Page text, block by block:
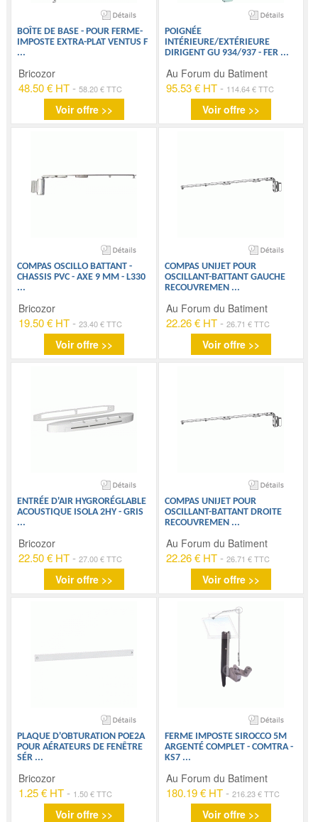
BOÎTE DE BASE - POUR FERME-
IMPOSTE EXTRA-PLAT VENTUS F
...
Bricozor
48.50 € HT -58.20 € TTC
Voir offre >>
POIGNÉE
INTÉRIEURE/EXTÉRIEURE
DIRIGENT GU 934/937 - FER ...
Au Forum du Batiment
95.53 € HT- 114.64 € TTC
Voir offre >>
COMPAS OSCILLO BATTANT -
CHASSIS PVC - AXE 9 MM - L330
...
Bricozor
19.50 € HT -23.40 € TTC
Voir offre >>
COMPAS UNIJET POUR
OSCILLANT-BATTANT GAUCHE
RECOUVREMEN ...
Au Forum du Batiment
22.26 € HT- 26.71 € TTC
Voir offre >>
ENTRÉE D'AIR HYGRORÉGLABLE
ACOUSTIQUE ISOLA 2HY - GRIS
...
Bricozor
22.50 € HT -27.00 € TTC
Voir offre >>
COMPAS UNIJET POUR
OSCILLANT-BATTANT DROITE
RECOUVREMEN ...
Au Forum du Batiment
22.26 € HT- 26.71 € TTC
Voir offre >>
PLAQUE D'OBTURATION POE2A
POUR AÉRATEURS DE FENÊTRE
SÉR ...
Bricozor
1.25 € HT - 1.50 € TTC
Voir offre >>
FERME IMPOSTE SIROCCO 5M
ARGENTÉ COMPLET - COMTRA -
KS7 ...
Au Forum du Batiment
180.19 € HT- 216.23 € TTC
Voir offre >>